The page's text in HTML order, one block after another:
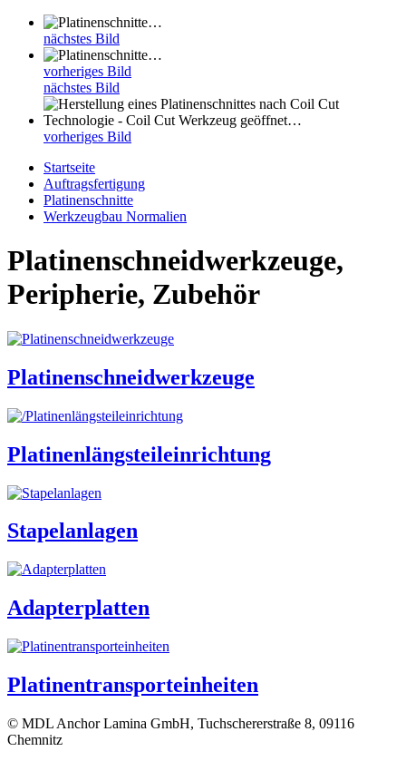
nächstes Bild
vorheriges Bild
nächstes Bild
vorheriges Bild
Startseite
Auftragsfertigung
Platinenschnitte
Werkzeugbau Normalien
Platinenschneidwerkzeuge,
Peripherie, Zubehör
Platinenschneidwerkzeuge
Platinenlängsteileinrichtung
Stapelanlagen
Adapterplatten
Platinentransporteinheiten
© MDL Anchor Lamina GmbH, Tuchschererstraße 8, 09116
Chemnitz